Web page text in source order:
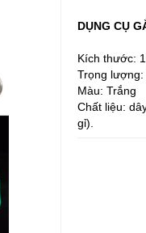
DỤNG CỤ
Kích thước:
Trọng lượng:
Màu: Trắng
Chất liệu:
gỉ).